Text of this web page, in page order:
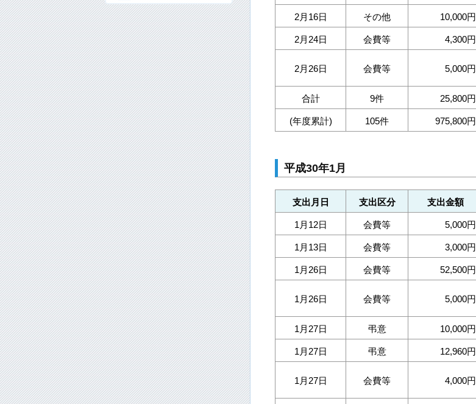
2月16日 その他 10,000円
2月24日 会費等 4,300円
2月26日 会費等 5,000円
合計 9件 25,800円
(年度累計) 105件 975,800円
平成30年1月
支出月日 支出区分 支出金額
1月12日 会費等 5,000円
1月13日 会費等 3,000円
1月26日 会費等 52,500円
1月26日 会費等 5,000円
1月27日 弔意 10,000円
1月27日 弔意 12,960円
1月27日 会費等 4,000円